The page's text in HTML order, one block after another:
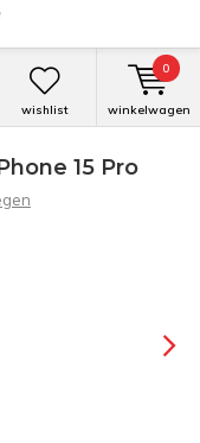
wishlist winkelwagen
0
15 Pro